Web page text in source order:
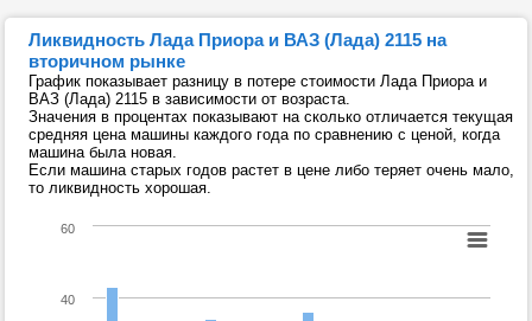
Ликвидность Лада Приора и ВАЗ (Лада) 2115 на
вторичном рынке
График показывает разницу в потере стоимости Лада Приора и
ВАЗ (Лада) 2115 в зависимости от возраста.
Значения в процентах показывают на сколько отличается текущая
средняя цена машины каждого года по сравнению с ценой, когда
машина была новая.
Если машина старых годов растет в цене либо теряет очень мало,
то ликвидность хорошая.
40
60